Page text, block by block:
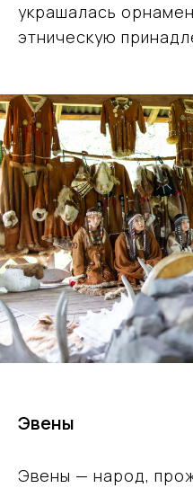
украшалась
этническую
Эвены
Эвены — народ,